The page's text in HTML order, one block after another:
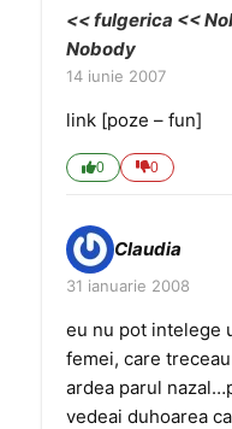
<< fulgerica <<
Nobody
14 iunie 2007
link [poze – fun]
0 0
Claudia
31 ianuarie 2008
eu nu pot intelege
femei, care
ardea parul
vedeai duhoarea